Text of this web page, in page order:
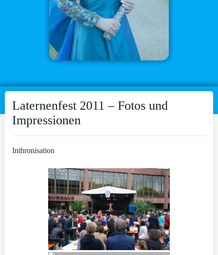
Laternenfest 2011 – Fotos und
Impressionen
Inthronisation